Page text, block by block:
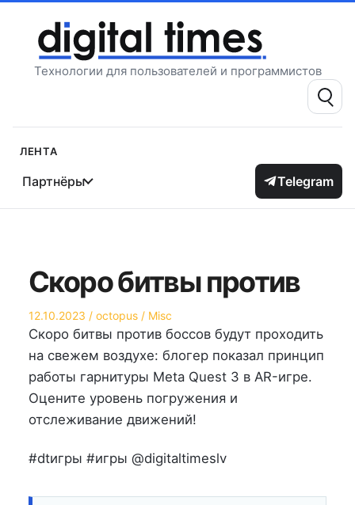
содержимому
Технологии для пользователей и программистов
Поиск:
Лента
Партнёры Telegram
Скоро битвы против
Опубликовано
на
12.10.2023 Автор
octopus
Опубликовано
в
Misc
Скоро битвы против боссов будут проходить
на свежем воздухе: блогер показал принцип
работы гарнитуры Meta Quest 3 в AR-игре.
Оцените уровень погружения и
отслеживание движений!
#dtигры #игры @digitaltimeslv